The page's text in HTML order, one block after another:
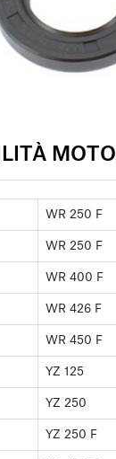
MOTO
WR 250 F
WR 250 F
WR 400 F
WR 426 F
WR 450 F
YZ 125
YZ 250
YZ 250 F